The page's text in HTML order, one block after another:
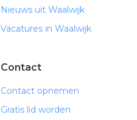
Nieuws uit Waalwijk
Vacatures in Waalwijk
Contact
Contact opnemen
Gratis lid worden